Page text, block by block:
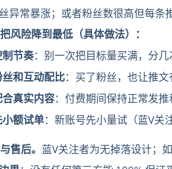
异常暴涨；或者粉丝数很高但每条
风险降到最低（具体做法）：
节奏：别一次把目标量买满，分几
和互动配比：买了粉丝，也让推
合真实内容：付费期间保持正常发
小额试单：新账号先小量试（蓝V关
售后。 蓝V关注者为无掉落设计；